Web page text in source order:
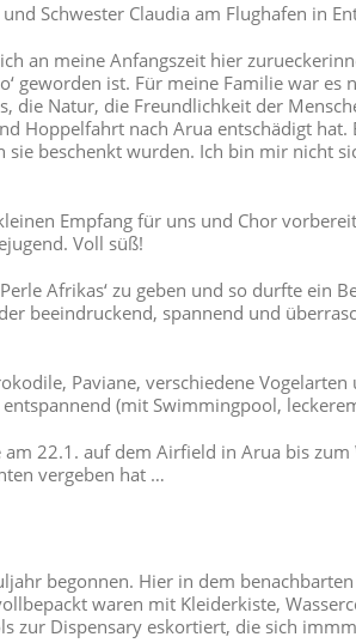
Schwester Claudia am Flughafen in
an meine Anfangszeit hier
geworden ist. Für meine Familie war
die Natur, die Freundlichkeit der
Hoppelfahrt nach Arua entschädigt
beschenkt wurden. Ich bin mir nicht
Empfang für uns und Chor
Voll süß!
Afrikas‘ zu geben und so durfte ein
beeindruckend, spannend und
Paviane, verschiedene
(mit Swimmingpool,
22.1. auf dem Airfield in Arua bis
vergeben hat …
begonnen. Hier in dem
waren mit Kleiderkiste,
zur Dispensary eskortiert, die sich